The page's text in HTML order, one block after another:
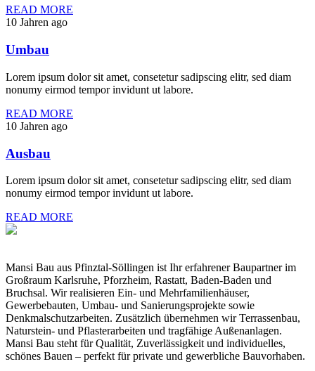
READ MORE
10 Jahren ago
Umbau
Lorem ipsum dolor sit amet, consetetur sadipscing elitr, sed diam
nonumy eirmod tempor invidunt ut labore.
READ MORE
10 Jahren ago
Ausbau
Lorem ipsum dolor sit amet, consetetur sadipscing elitr, sed diam
nonumy eirmod tempor invidunt ut labore.
READ MORE
Mansi Bau aus Pfinztal-Söllingen ist Ihr erfahrener Baupartner im
Großraum Karlsruhe, Pforzheim, Rastatt, Baden-Baden und
Bruchsal. Wir realisieren Ein- und Mehrfamilienhäuser,
Gewerbebauten, Umbau- und Sanierungsprojekte sowie
Denkmalschutzarbeiten. Zusätzlich übernehmen wir Terrassenbau,
Naturstein- und Pflasterarbeiten und tragfähige Außenanlagen.
Mansi Bau steht für Qualität, Zuverlässigkeit und individuelles,
schönes Bauen – perfekt für private und gewerbliche Bauvorhaben.